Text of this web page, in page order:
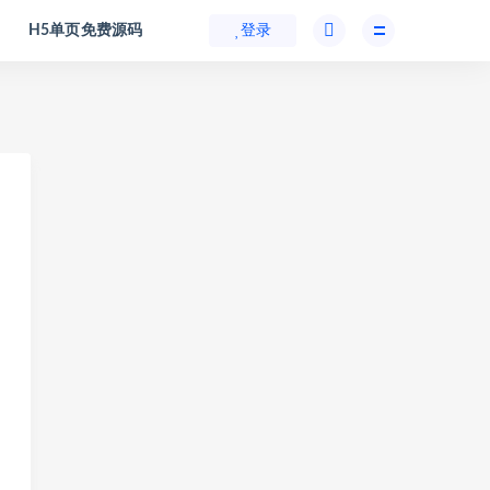
H5单页免费源码 登录